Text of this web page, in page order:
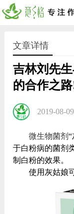
文章详情
吉林刘先
的合作之
2019-08-
微生物菌剂
于白粉病的菌剂
制白粉的效果。
使用灰姑娘